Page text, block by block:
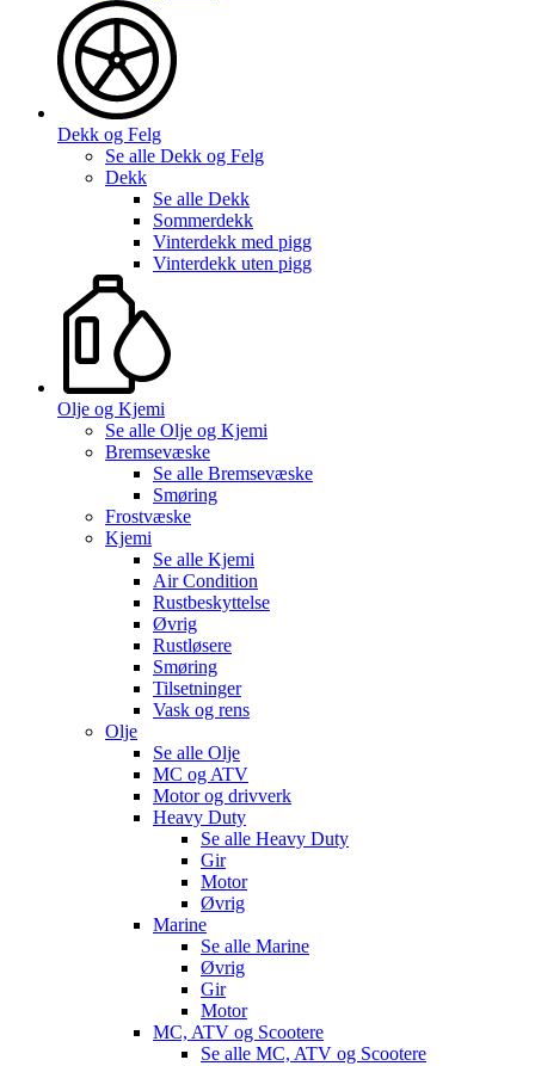
Dekk og Felg
Se alle Dekk og Felg
Dekk
Se alle Dekk
Sommerdekk
Vinterdekk med pigg
Vinterdekk uten pigg
Olje og Kjemi
Se alle Olje og Kjemi
Bremsevæske
Se alle Bremsevæske
Smøring
Frostvæske
Kjemi
Se alle Kjemi
Air Condition
Rustbeskyttelse
Øvrig
Rustløsere
Smøring
Tilsetninger
Vask og rens
Olje
Se alle Olje
MC og ATV
Motor og drivverk
Heavy Duty
Se alle Heavy Duty
Gir
Motor
Øvrig
Marine
Se alle Marine
Øvrig
Gir
Motor
MC, ATV og Scootere
Se alle MC, ATV og Scootere